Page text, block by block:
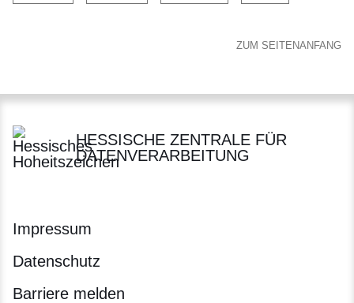
ZUM SEITENANFANG
HESSISCHE ZENTRALE FÜR
DATENVERARBEITUNG
Impressum
Datenschutz
Barriere melden